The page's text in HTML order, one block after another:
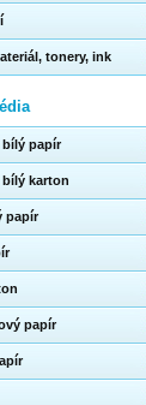
tonery, ink
bílý papír
bílý karton
papír
papír